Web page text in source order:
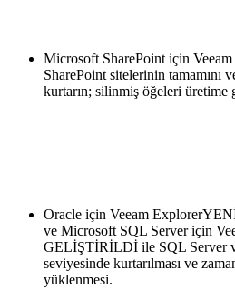
Microsoft SharePoint için
SharePoint sitelerinin tamamını
kurtarın; silinmiş öğeleri üretime
Oracle için Veeam
ve Microsoft SQL Server için
GELİŞTİRİLDİ ile SQL Server
seviyesinde kurtarılması ve
yüklenmesi.